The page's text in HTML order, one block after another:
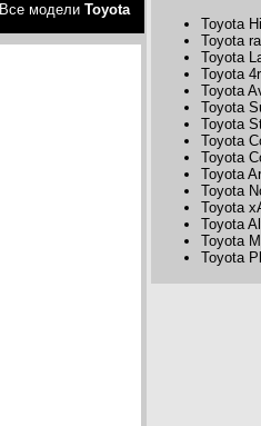
Все модели Toyota
Toyota
Toyota
Toyota
Toyota
Toyota
Toyota
Toyota
Toyota
Toyota
Toyota
Toyota
Toyota
Toyota
Toyota
Toyota